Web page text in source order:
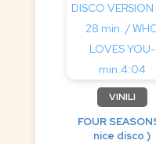
VINILI
FOUR
nice disco )